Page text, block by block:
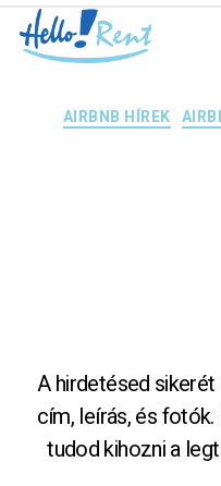
AIRBNB HÍREK
A hirdetésed
cím, leírás, és
tudod kihozni a